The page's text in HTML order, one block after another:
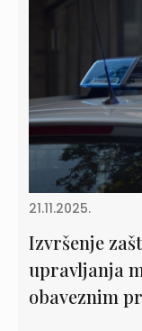
21.11.2025.
Izvršenje
upravljanja
obaveznim